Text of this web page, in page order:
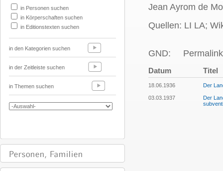
in Personen suchen
in Körperschaften suchen
in Editionstexten suchen
in den Kategorien suchen
in der Zeitleiste suchen
in Themen suchen
Jean Ayrom de
Quellen: LI LA;
GND:
Datum Titel
18.06.1936 Der
03.03.1937
Der